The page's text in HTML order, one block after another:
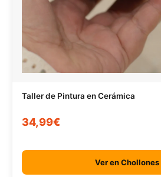
Taller de Pintura en Cerámica
34,99€
Ver en Chollones